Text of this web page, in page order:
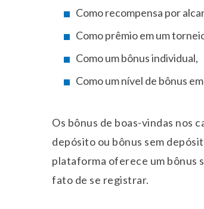
Como recompensa por
Como prêmio em um
Como um bônus individual,
Como um nível de bônus
Os bônus de boas-vindas nos
depósito ou bônus sem
plataforma oferece um bônus
fato de se registrar.